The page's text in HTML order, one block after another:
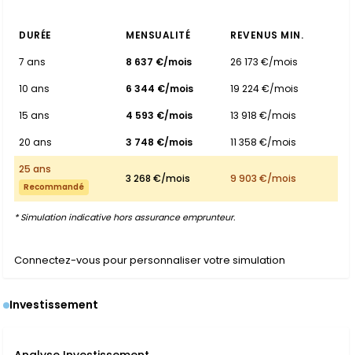
DURÉE MENSUALITÉ
REVENUS MIN.
7 ans
8 637 €/mois
26 173 €/mois
10 ans
6 344 €/mois
19 224 €/mois
15 ans
4 593 €/mois
13 918 €/mois
20 ans
3 748 €/mois
11 358 €/mois
25 ans
Recommandé
3 268 €/mois 9 903 €/mois
* Simulation indicative hors assurance emprunteur.
Connectez-vous pour personnaliser votre simulation
Investissement